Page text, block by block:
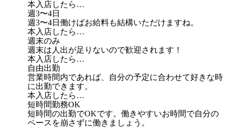
本入店したら…
週3〜4日
週3〜4日働けばお給料も結構いただけますね。
本入店したら…
週末のみ
週末は人出が足りないので歓迎されます！
本入店したら…
自由出勤
営業時間内であれば、自分の予定に合わせて好きな時
に出勤できます。
本入店したら…
短時間勤務OK
短時間の出勤でOKです。働きやすいお時間で自分の
ペースを崩さずに働きましょう。